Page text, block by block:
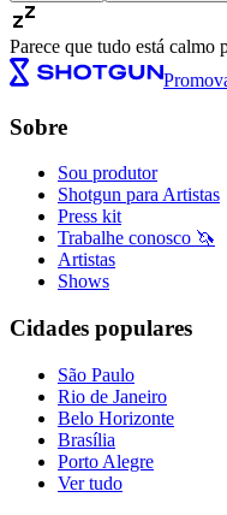
Parece que tudo está calmo
Sobre
Sou produtor
Shotgun para Artistas
Press kit
Trabalhe conosco 🦄
Artistas
Shows
Cidades populares
São Paulo
Rio de Janeiro
Belo Horizonte
Brasília
Porto Alegre
Ver tudo